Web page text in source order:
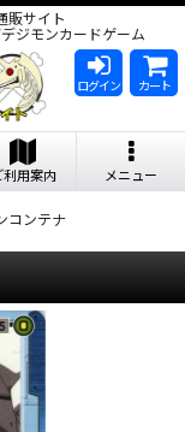
販サイト
ジモンカードゲーム
ログイン カート
利用案内 メニュー
コンテナ